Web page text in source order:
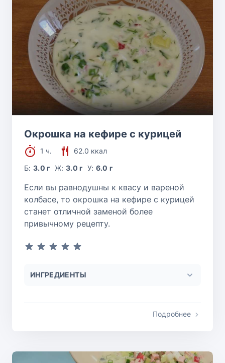
Окрошка на кефире с курицей
1 ч.
62.0 ккал
Б:3.0 г Ж: 3.0 г У: 6.0 г
Если вы равнодушны к квасу и вареной
колбасе, то окрошка на кефире с курицей
станет отличной заменой более
привычному рецепту.
ИНГРЕДИЕНТЫ
Подробнее